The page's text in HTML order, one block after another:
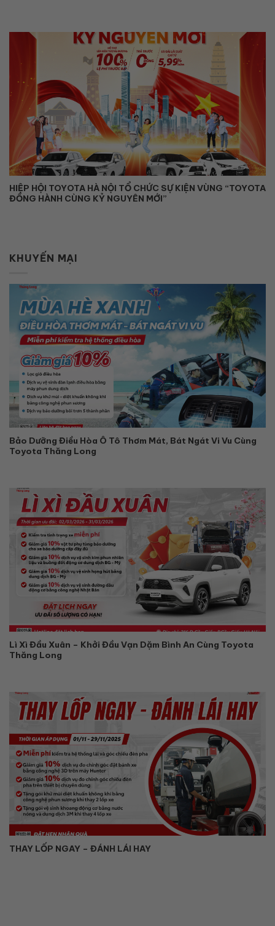
HIỆP HỘI TOYOTA HÀ NỘI TỔ CHỨC SỰ KIỆN VÙNG “TOYOTA
ĐỒNG HÀNH CÙNG KỶ NGUYÊN MỚI”
KHUYẾN MẠI
Bảo Dưỡng Điều Hòa Ô Tô Thơm Mát, Bát Ngát Vi Vu Cùng
Toyota Thăng Long
Lì Xì Đầu Xuân – Khởi Đầu Vạn Dặm Bình An Cùng Toyota
Thăng Long
THAY LỐP NGAY – ĐÁNH LÁI HAY